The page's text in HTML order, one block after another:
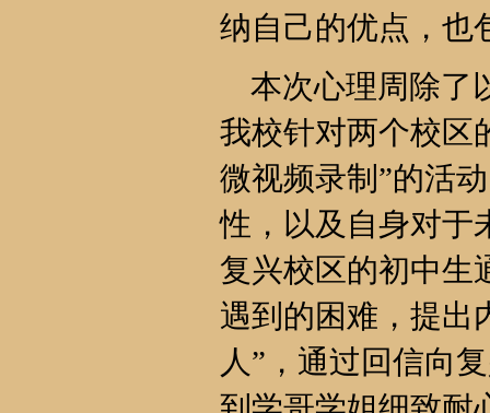
纳自己的优点，也
本次心理周除了
我校针对两个校区
微视频录制”的活
性，以及自身对于
复兴校区的初中生
遇到的困难，提出
人”，通过回信向